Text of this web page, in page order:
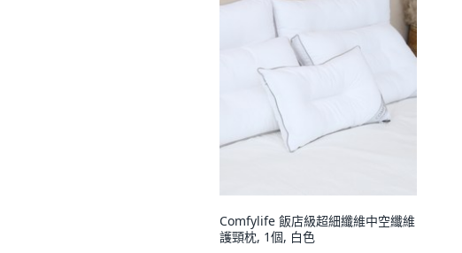
Comfylife 飯店級超細纖維中空纖維
護頸枕, 1個, 白色